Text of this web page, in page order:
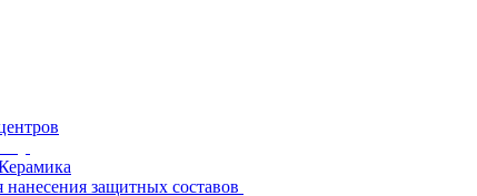
защитных составов